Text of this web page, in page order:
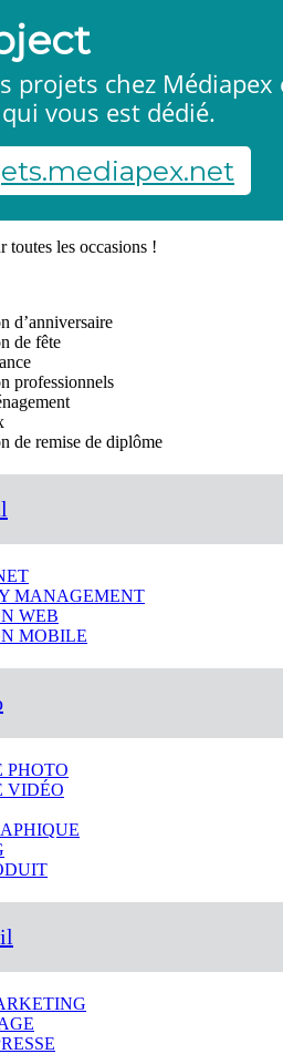
& faire-part
toutes les occasions !
d’anniversaire
de fête
professionnels
de remise de diplôme
MANAGEMENT
WEB
MOBILE
PHOTO
VIDÉO
projets chez
vous est dédié.